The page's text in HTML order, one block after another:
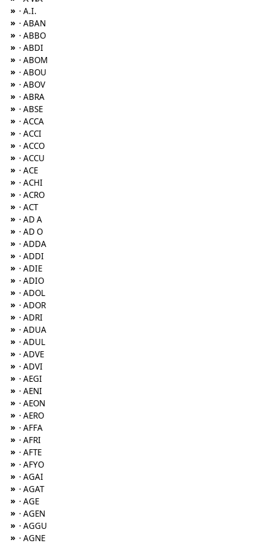
» · A.I.
» · ABAN
» · ABBO
» · ABDI
» · ABOM
» · ABOU
» · ABOV
» · ABRA
» · ABSE
» · ACCA
» · ACCI
» · ACCO
» · ACCU
» · ACE
» · ACHI
» · ACRO
» · ACT
» · AD A
» · AD O
» · ADDA
» · ADDI
» · ADIE
» · ADIO
» · ADOL
» · ADOR
» · ADRI
» · ADUA
» · ADUL
» · ADVE
» · ADVI
» · AEGI
» · AENI
» · AEON
» · AERO
» · AFFA
» · AFRI
» · AFTE
» · AFYO
» · AGAI
» · AGAT
» · AGE
» · AGEN
» · AGGU
» · AGNE